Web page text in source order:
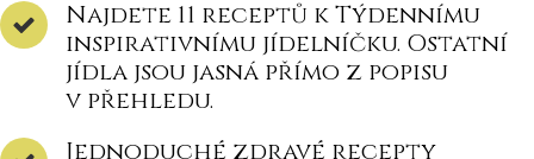
Najdete 11 receptů k Týdennímu
inspirativnímu jídelníčku. Ostatní
jídla jsou jasná přímo z popisu
v přehledu.
Jednoduché zdravé recepty